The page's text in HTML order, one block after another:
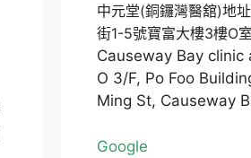
中元堂(銅鑼灣醫舘)地
街1-5號寶富大樓3樓O
Causeway Bay clinic
O 3/F, Po Foo
Ming St, Causeway
Google